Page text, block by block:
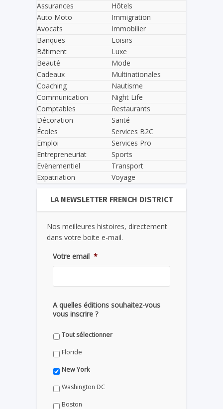
Assurances
Auto Moto
Avocats
Banques
Bâtiment
Beauté
Cadeaux
Coaching
Communication
Comptables
Décoration
Écoles
Emploi
Entrepreneuriat
Evènementiel
Expatriation
Hôtels
Immigration
Immobilier
Loisirs
Luxe
Mode
Multinationales
Nautisme
Night Life
Restaurants
Santé
Services B2C
Services Pro
Sports
Transport
Voyage
LA NEWSLETTER FRENCH DISTRICT
Nos meilleures histoires, directement
dans votre boite e-mail.
Votre email *
A quelles éditions souhaitez-vous
vous inscrire ?
Tout sélectionner
Floride
New York
Washington DC
Boston